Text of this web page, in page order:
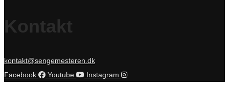
Kontakt
kontakt@sengemesteren.dk
Facebook
Youtube Instagram